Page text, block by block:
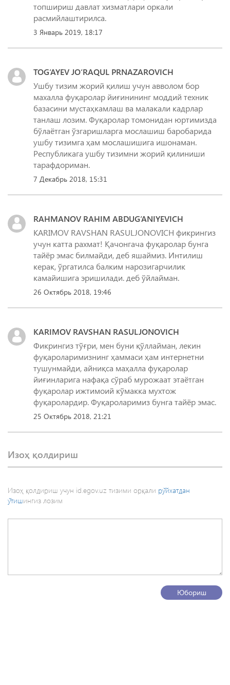
топшириш давлат хизматлари оркали
3 Январь 2019, 18:17
TOG‘AYEV JO‘RAQUL PRNAZAROVICH
Ушбу тизим жорий қилиш учун авволом бор
махалла фуқаролар йиғинининг моддий техник
базасини мустаҳкамлаш ва малакали кадрлар
танлаш лозим. Фуқаролар томонидан юртимизда
бўлаётган ўзгаришларга мослашиш баробарида
ушбу тизимга ҳам мослашишига ишонаман.
Республикага ушбу тизимни жорий қилиниши
тарафдориман.
7 Декабрь 2018, 15:31
RAHMANOV RAHIM ABDUG‘ANIYEVICH
KARIMOV RAVSHAN RASULJONOVICH фикрингиз
учун катта рахмат! Қачонгача фуқаролар бунга
тайёр эмас билмайди, деб яшаймиз. Интилиш
керак, ўргатилса балким нарозигарчилик
камайишига эришилади. деб ўйлайман.
26 Октябрь 2018, 19:46
KARIMOV RAVSHAN RASULJONOVICH
Фикрингиз тўғри, мен буни қўллайман, лекин
фуқароларимизнинг ҳаммаси ҳам интернетни
тушунмайди, айниқса маҳалла фуқаролар
йиғинларига нафақа сўраб мурожаат этаётган
фуқаролар ижтимоий кўмакка мухтож
фуқаролардир. Фуқароларимиз бунга тайёр эмас.
25 Октябрь 2018, 21:21
Изоҳ қолдириш
Изоҳ қолдириш учун id.egov.uz тизими орқали рўйхатдан
ўтишингиз лозим
Юбориш